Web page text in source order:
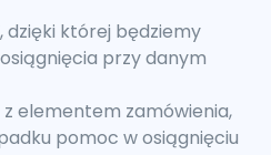
dzięki której będziemy
przy danym
elementem zamówienia,
pomoc w osiągnięciu